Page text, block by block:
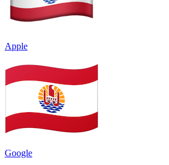
Apple
Google